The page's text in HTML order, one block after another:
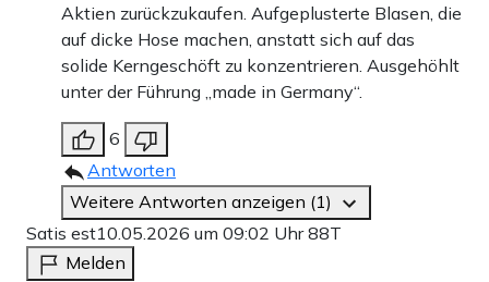
Aktien zurückzukaufen. Aufgeplusterte Blasen, die
auf dicke Hose machen, anstatt sich auf das
solide Kerngeschöft zu konzentrieren. Ausgehöhlt
unter der Führung „made in Germany“.
6
Antworten
Weitere Antworten anzeigen (1)
Satis est10.05.2026 um 09:02 Uhr88T
Melden